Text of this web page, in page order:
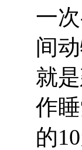
一
间
就
作
的